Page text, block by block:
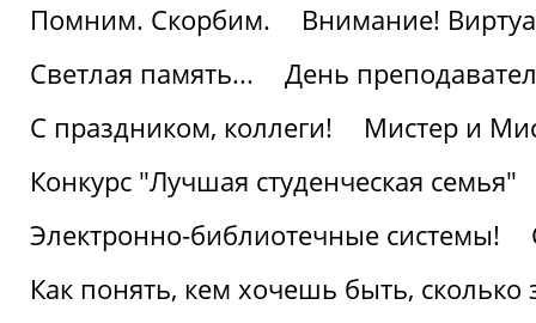
Помним. Скорбим.
Внимание!
Светлая память...
День
С праздником, коллеги!
Мистер и
Конкурс "Лучшая студенческая семья"
Электронно-библиотечные системы!
Как понять, кем хочешь быть, сколько